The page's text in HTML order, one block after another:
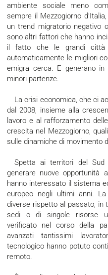
ambiente sociale meno
sempre il Mezzogiorno
un trend migratorio negativo
sono altri fattori che hanno
il fatto che le grandi città
automaticamente le migliori
emigra cerca. E generano
minori partenze.
La crisi economica, che ci accompagna ormai costantemente
dal 2008, insieme alla
lavoro e al rafforzamento
crescita nel Mezzogiorno,
sulle dinamiche di movimento
Spetta ai territori del Sud Italia trovare in sé la forza di
generare nuove opportunità
hanno interessato il sistema
europeo negli ultimi anni.
diverse rispetto al passato, in
sedi o di singole risorse
verificato nel corso della
avanzati tantissimi
tecnologico hanno potuto
remoto.